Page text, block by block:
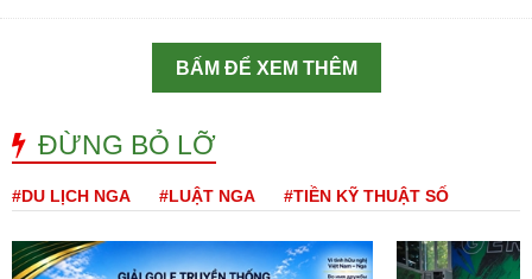
BẤM ĐỂ XEM THÊM
ĐỪNG BỎ LỠ
#DU LỊCH NGA #LUẬT NGA #TIỀN KỸ THUẬT SỐ